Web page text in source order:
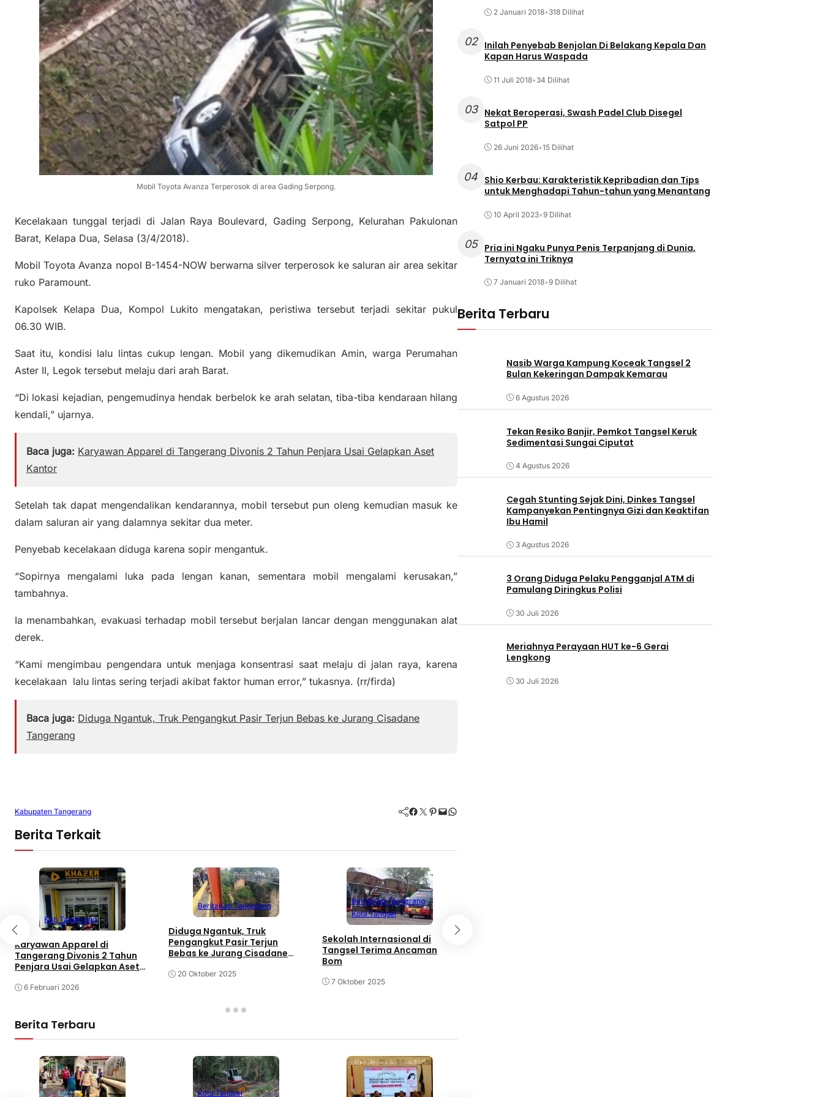
Mobil Toyota Avanza Terperosok di area Gading Serpong.
Kecelakaan tunggal terjadi di Jalan Raya Boulevard, Gading Serpong, Kelurahan Pakulonan
Barat, Kelapa Dua, Selasa (3/4/2018).
Mobil Toyota Avanza nopol B-1454-NOW berwarna silver terperosok ke saluran air area sekitar
ruko Paramount.
Kapolsek Kelapa Dua, Kompol Lukito mengatakan, peristiwa tersebut terjadi sekitar pukul
06.30 WIB.
Saat itu, kondisi lalu lintas cukup lengan. Mobil yang dikemudikan Amin, warga Perumahan
Aster II, Legok tersebut melaju dari arah Barat.
“Di lokasi kejadian, pengemudinya hendak berbelok ke arah selatan, tiba-tiba kendaraan hilang
kendali,” ujarnya.
Baca juga: Karyawan Apparel di Tangerang Divonis 2 Tahun Penjara Usai Gelapkan Aset
Kantor
Setelah tak dapat mengendalikan kendarannya, mobil tersebut pun oleng kemudian masuk ke
dalam saluran air yang dalamnya sekitar dua meter.
Penyebab kecelakaan diduga karena sopir mengantuk.
“Sopirnya mengalami luka pada lengan kanan, sementara mobil mengalami kerusakan,”
tambahnya.
Ia menambahkan, evakuasi terhadap mobil tersebut berjalan lancar dengan menggunakan alat
derek.
“Kami mengimbau pengendara untuk menjaga konsentrasi saat melaju di jalan raya, karena
kecelakaan lalu lintas sering terjadi akibat faktor human error,” tukasnya. (rr/firda)
Baca juga: Diduga Ngantuk, Truk Pengangkut Pasir Terjun Bebas ke Jurang Cisadane
Tangerang
Kabupaten Tangerang Facebook Twitter Pinterest Mail WhatsApp
Berita Terkait
Kab Tangerang
Karyawan Apparel di
Tangerang Divonis 2 Tahun
Penjara Usai Gelapkan Aset
6 Februari 2026
BeritaKab Tangerang
Diduga Ngantuk, Truk
Pengangkut Pasir Terjun
Bebas ke Jurang Cisadane
20 Oktober 2025
BeritaKab Tangerang
Kota Tangsel
Sekolah Internasional di
Tangsel Terima Ancaman
Bom
7 Oktober 2025
Berita Terbaru
Kota Tangsel
2 Januari 2018• 318 Dilihat
02
Inilah Penyebab Benjolan Di Belakang Kepala Dan
Kapan Harus Waspada
11 Juli 2018• 34 Dilihat
03
Nekat Beroperasi, Swash Padel Club Disegel
Satpol PP
26 Juni 2026•15 Dilihat
04 Shio Kerbau: Karakteristik Kepribadian dan Tips
untuk Menghadapi Tahun-tahun yang Menantang
10 April 2023•9 Dilihat
05
Pria ini Ngaku Punya Penis Terpanjang di Dunia,
Ternyata ini Triknya
7 Januari 2018•9 Dilihat
Berita Terbaru
Nasib Warga Kampung Koceak Tangsel 2
Bulan Kekeringan Dampak Kemarau
6 Agustus 2026
Tekan Resiko Banjir, Pemkot Tangsel Keruk
Sedimentasi Sungai Ciputat
4 Agustus 2026
Cegah Stunting Sejak Dini, Dinkes Tangsel
Kampanyekan Pentingnya Gizi dan Keaktifan
Ibu Hamil
3 Agustus 2026
3 Orang Diduga Pelaku Pengganjal ATM di
Pamulang Diringkus Polisi
30 Juli 2026
Meriahnya Perayaan HUT ke-6 Gerai
Lengkong
30 Juli 2026